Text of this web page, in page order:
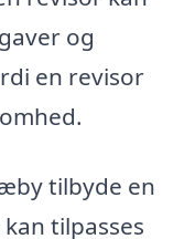
og
en revisor
tilbyde en
tilpasses